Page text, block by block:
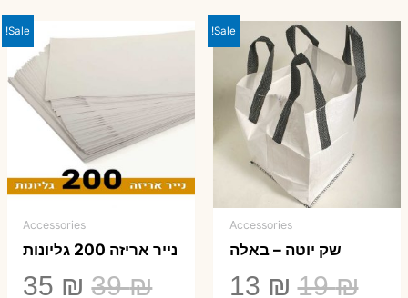
Sale!
Accessories
שק יוטה – באלה
19₪
המחיר
13 ₪
Sale!
Accessories
נייר אריזה 200 גליונות
39₪
המחיר
35 ₪